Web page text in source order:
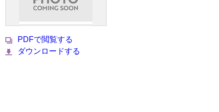
PDFで閲覧する
ダウンロードする